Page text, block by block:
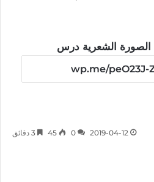
الصورة الشعرية درس
2019-04-12
0
45